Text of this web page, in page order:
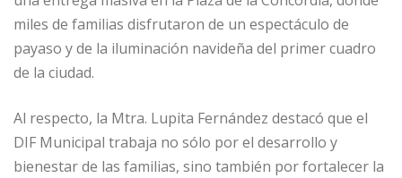
miles de familias disfrutaron de un espectáculo de
payaso y de la iluminación navideña del primer cuadro
de la ciudad.
Al respecto, la Mtra. Lupita Fernández destacó que el
DIF Municipal trabaja no sólo por el desarrollo y
bienestar de las familias, sino también por fortalecer la